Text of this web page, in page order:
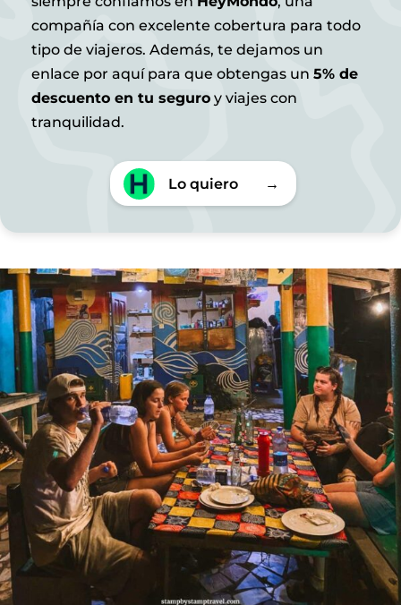
compañía con excelente cobertura para todo
tipo de viajeros. Además, te dejamos un
enlace por aquí para que obtengas un 5% de
descuento en tu seguro y viajes con
tranquilidad.
Lo quiero →